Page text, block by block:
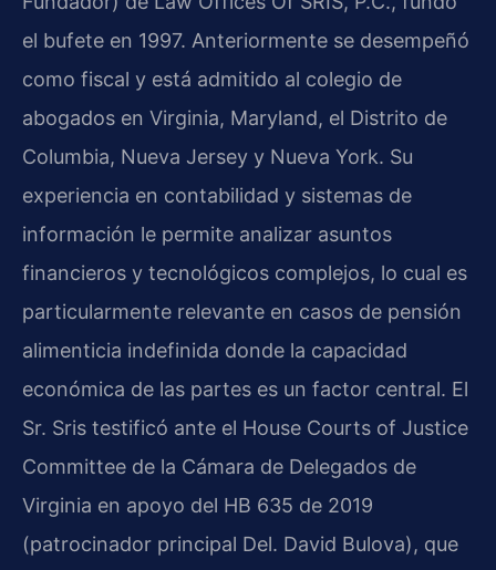
el bufete en 1997. Anteriormente se desempeñó
como fiscal y está admitido al colegio de
abogados en Virginia, Maryland, el Distrito de
Columbia, Nueva Jersey y Nueva York. Su
experiencia en contabilidad y sistemas de
información le permite analizar asuntos
financieros y tecnológicos complejos, lo cual es
particularmente relevante en casos de pensión
alimenticia indefinida donde la capacidad
económica de las partes es un factor central. El
Sr. Sris testificó ante el House Courts of Justice
Committee de la Cámara de Delegados de
Virginia en apoyo del HB 635 de 2019
(patrocinador principal Del. David Bulova), que